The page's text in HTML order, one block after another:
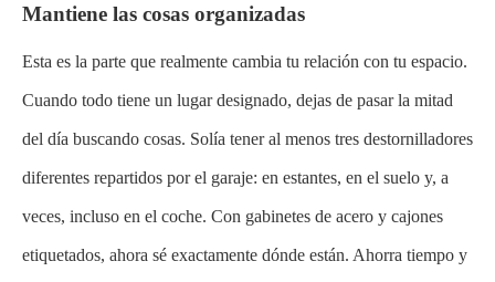
Mantiene las cosas organizadas
Esta es la parte que realmente cambia tu relación con tu espacio.
Cuando todo tiene un lugar designado, dejas de pasar la mitad
del día buscando cosas. Solía ​​tener al menos tres destornilladores
diferentes repartidos por el garaje: en estantes, en el suelo y, a
veces, incluso en el coche. Con gabinetes de acero y cajones
etiquetados, ahora sé exactamente dónde están. Ahorra tiempo y